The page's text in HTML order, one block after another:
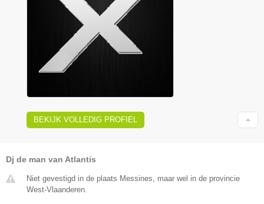
BEKIJK VOLLEDIG PROFIEL
Dj de man van Atlantis
Niet gevestigd in de plaats Messines, maar wel in de provincie
West-Vlaanderen.